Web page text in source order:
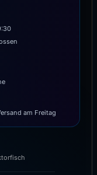
am Freitag